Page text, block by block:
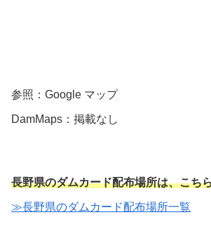
参照：Google マップ
DamMaps：掲載なし
長野県のダムカード配布場所は、こち
≫長野県のダムカード配布場所一覧